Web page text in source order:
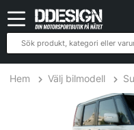
Hem Välj bilmodell